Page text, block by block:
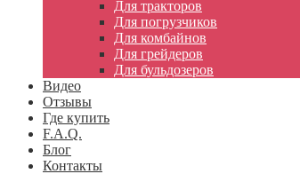
Для тракторов
Для погрузчиков
Для комбайнов
Для грейдеров
Для бульдозеров
Видео
Отзывы
Где купить
F.A.Q.
Блог
Контакты